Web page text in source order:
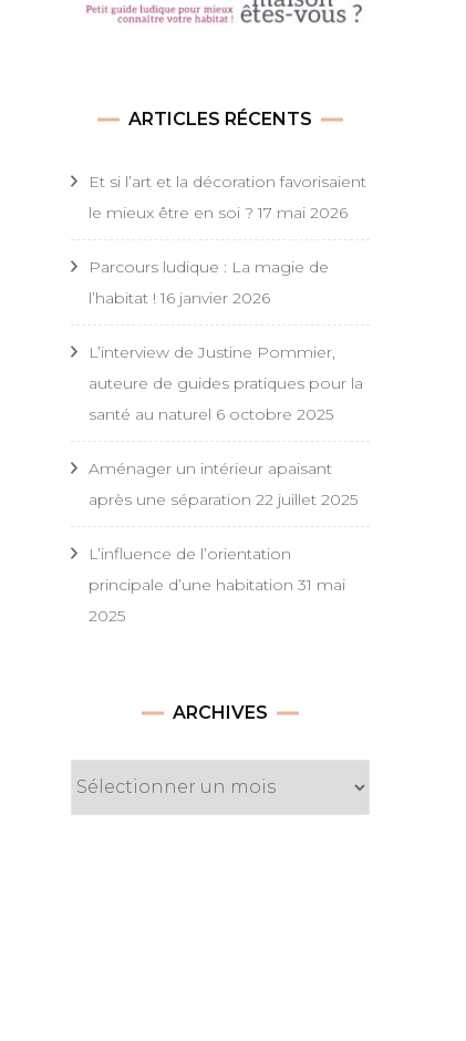
ARTICLES RÉCENTS
Et si l’art et la décoration favorisaient
le mieux être en soi ? 17 mai 2026
Parcours ludique : La magie de
l’habitat ! 16 janvier 2026
L’interview de Justine Pommier,
auteure de guides pratiques pour la
santé au naturel 6 octobre 2025
Aménager un intérieur apaisant
après une séparation 22 juillet 2025
L’influence de l’orientation
principale d’une habitation 31 mai
2025
ARCHIVES
Archives